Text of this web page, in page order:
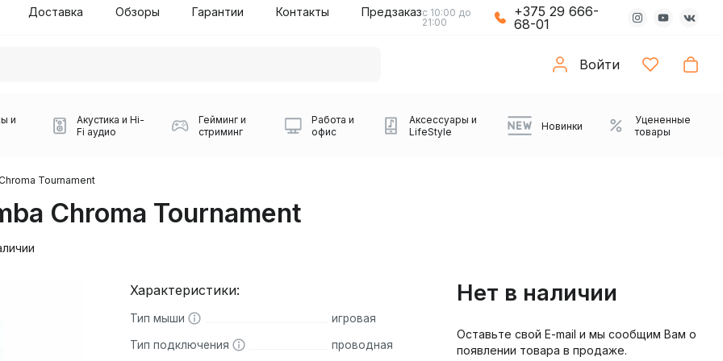
2-й этаж, 10
Доставка Обзоры Гарантии Контакты Предзаказс 10:00 до
21:00
+375 29 666-
68-01
Войти
Беспроводные колонки Плееры Аудиоинтерфейсы
и
Виниловые
проигрыватели
Звуковые карты
Акустика и Hi-
Fi аудио
Ресиверы Partybox
Саундбары
Гейминг и
стриминг
Геймпады Компьютерные колонки Веб-камеры
Работа и
офис
Коврики для мыши Коврики с подсветкой Проекторы
Аксессуары и
LifeStyle
USB Type-C адаптеры Зарядные устройства Транспорт
Новинки
Уцененные
товары
Tournament
Chroma Tournament
Характеристики:
Тип мыши игровая
Тип подключения проводная
Нет в наличии
Оставьте свой E-mail и мы сообщим Вам о
появлении товара в продаже.